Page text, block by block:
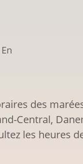
En
des
Central,
les heures